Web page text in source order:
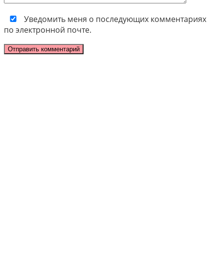
Уведомить меня о последующих комментариях
по электронной почте.